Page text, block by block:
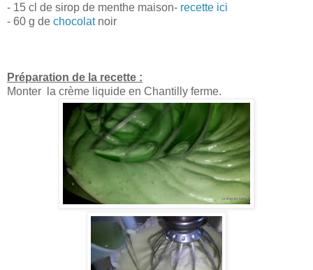
- 15 cl de sirop de menthe maison- recette ici
- 60 g de chocolat noir
Préparation de la recette :
Monter la crème liquide en Chantilly ferme.